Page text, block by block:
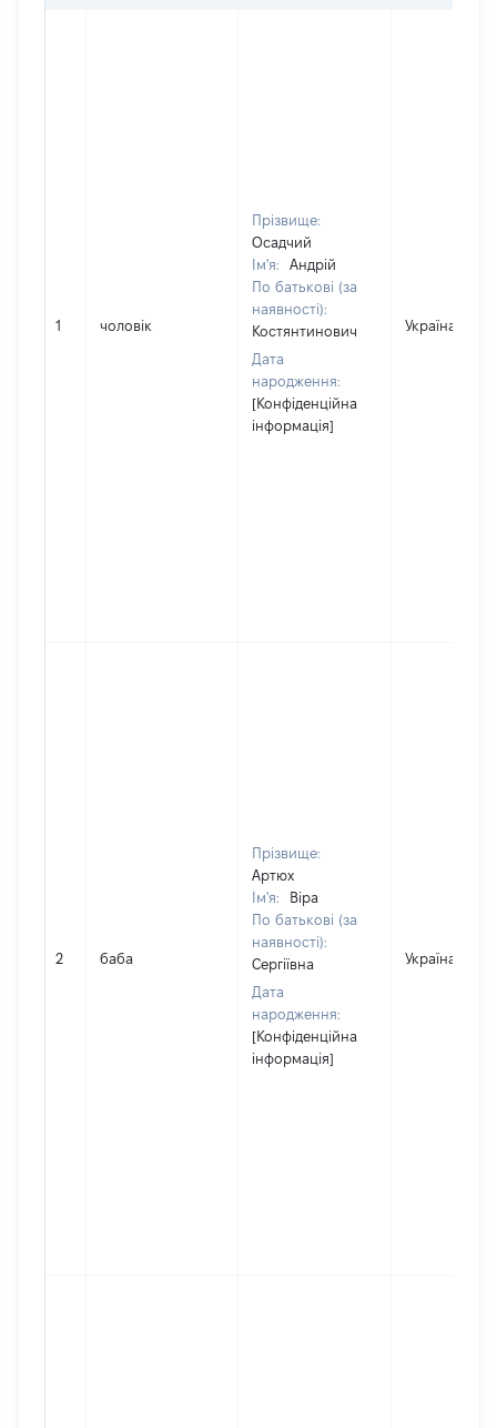
1 чоловік
Прізвище:
Осадчий
Ім'я:
Андрій
По батькові (за
наявності):
Костянтинович
Дата
народження:
[Конфіденційна
інформація]
Україна
2 баба
Прізвище:
Артюх
Ім'я:
Віра
По батькові (за
наявності):
Сергіївна
Дата
народження:
[Конфіденційна
інформація]
Україна